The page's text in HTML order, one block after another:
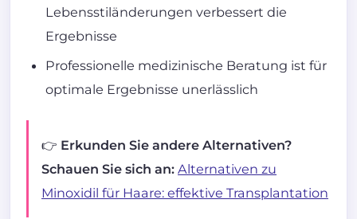
Lebensstiländerungen verbessert die
Ergebnisse
Professionelle medizinische Beratung ist für
optimale Ergebnisse unerlässlich
👉 Erkunden Sie andere Alternativen?
Schauen Sie sich an: Alternativen zu
Minoxidil für Haare: effektive Transplantation